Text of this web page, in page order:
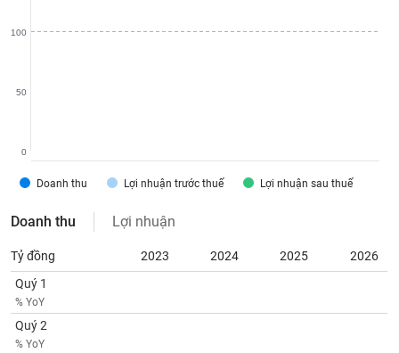
Doanh thu Lợi nhuận trước thuế Lợi nhuận sau thuế
0
50
100
Doanh thu Lợi nhuận
Tỷ đồng 2023 2024 2025
2026
Quý 1
% YoY
Quý 2
% YoY
(-)
Dịch
vụ
(-)
tạo
Sách